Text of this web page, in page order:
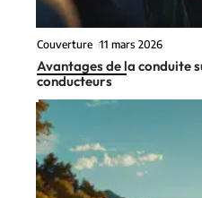
Couverture 11 mars 2026
Avantages de la conduite
conducteurs